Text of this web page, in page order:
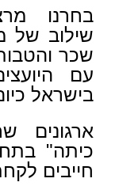
בחרנו
שילוב של
שכר
עם
בישראל
ארגונים
כיתה"
חייבים